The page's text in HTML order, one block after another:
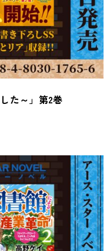
た～」第2巻